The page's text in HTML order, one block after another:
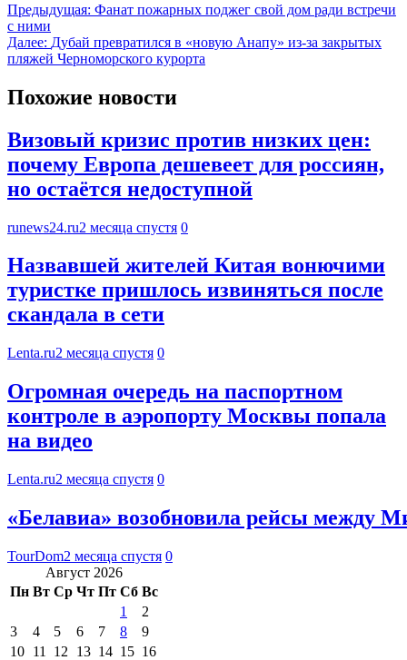
Предыдущая: Фанат пожарных поджег свой дом ради встречи
с ними
Далее: Дубай превратился в «новую Анапу» из-за закрытых
пляжей Черноморского курорта
Похожие новости
Визовый кризис против низких цен:
почему Европа дешевеет для россиян,
но остаётся недоступной
runews24.ru2 месяца спустя 0
Назвавшей жителей Китая вонючими
туристке пришлось извиняться после
скандала в сети
Lenta.ru2 месяца спустя 0
Огромная очередь на паспортном
контроле в аэропорту Москвы попала
на видео
Lenta.ru2 месяца спустя 0
«Белавиа» возобновила рейсы между
TourDom2 месяца спустя 0
Август 2026
Пн Вт Ср Чт Пт Сб Вс
1
2
3
4 5 6 7 8
9
10 11 12 13 14 15 16